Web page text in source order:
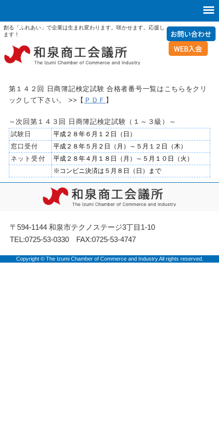
創る「ふれあい」で企業は生まれ変わります。咲かせます。応援し
ます！
第１４２回 日商簿記検定試験 合格者番号一覧はこちらをクリ
ックして下さい。 >>【 ＰＤＦ 】
～次回第１４３回 日商簿記検定試験（１～３級）～
試験日
平成２８年６月１２日（日）
窓口受付
平成２８年５月２日（月）～５月１２日（木）
ネット受付
平成２８年４月１８日（月）～５月１０日（火）
※コンビニ決済は５月８日（日）まで
〒594-1144 和泉市テクノステージ3丁目1-10
TEL:0725-53-0330 FAX:0725-53-4747
Copyright © The Izumi Chamber of Commerce and Industry.All rights reserved.